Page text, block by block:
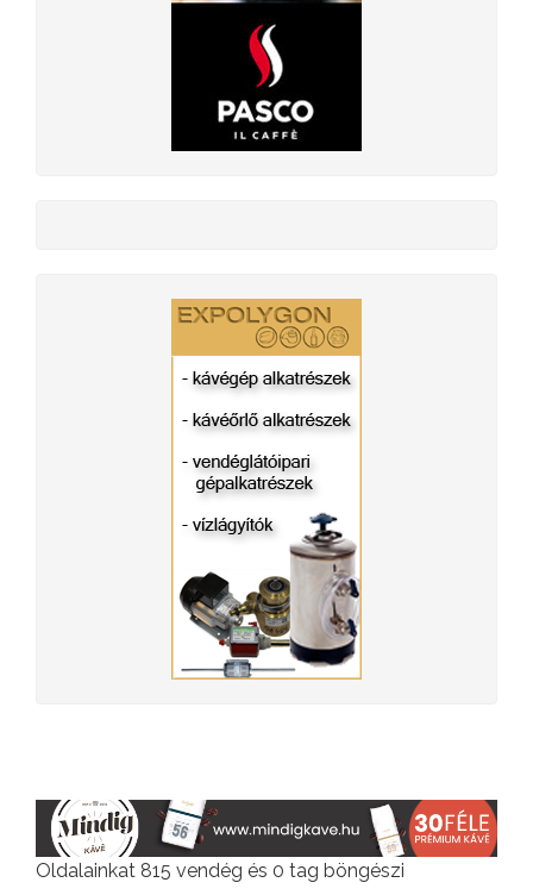
Oldalainkat 815 vendég és 0 tag böngészi